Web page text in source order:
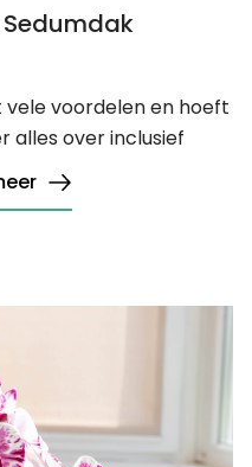
Sedumdak
vele voordelen en hoeft
alles over inclusief